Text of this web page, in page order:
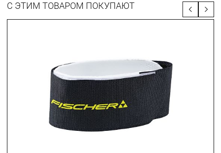
С ЭТИМ ТОВАРОМ ПОКУПАЮТ